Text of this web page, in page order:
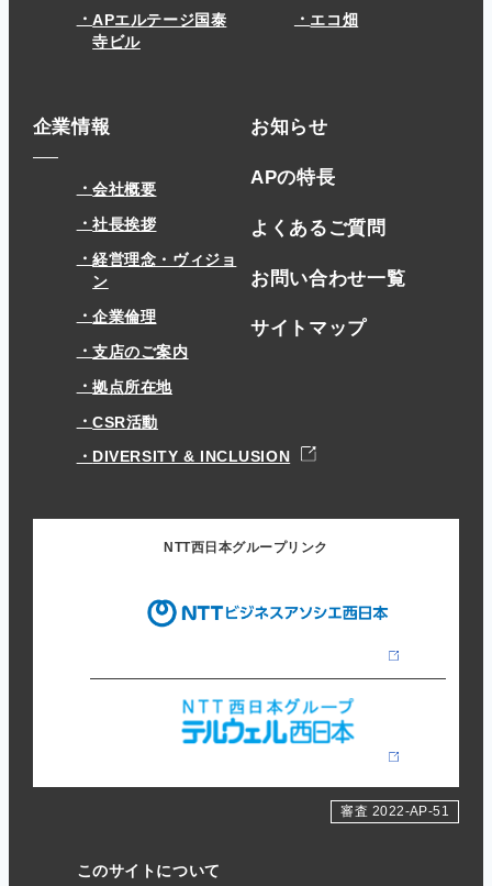
APエルテージ国泰
寺ビル
エコ畑
企業情報
会社概要
社長挨拶
経営理念・ヴィジョ
ン
企業倫理
支店のご案内
拠点所在地
CSR活動
DIVERSITY & INCLUSION
お知らせ
APの特長
よくあるご質問
お問い合わせ一覧
サイトマップ
NTT西日本グループリンク
審査 2022-AP-51
このサイトについて